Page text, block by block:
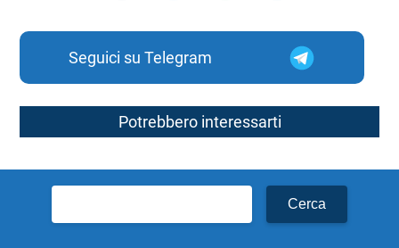
Seguici su Telegram
Potrebbero interessarti
per: